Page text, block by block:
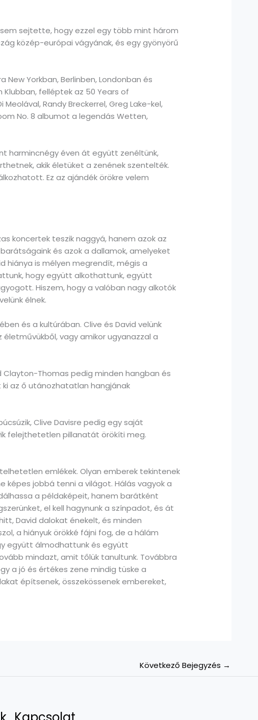
sejtette, hogy ezzel egy több mint három
közép-európai vágyának, és egy gyönyörű
Yorkban, Berlinben, Londonban és
felléptek az 50 Years of
Randy Breckerrel, Greg Lake-kel,
No. 8 albumot a legendás Wetten,
harmincnégy éven át együtt zenéltünk,
akik életüket a zenének szentelték.
Ez az ajándék örökre velem
koncertek teszik naggyá, hanem azok az
és azok a dallamok, amelyeket
hiánya is mélyen megrendít, mégis a
hogy együtt alkothattunk, együtt
Hiszem, hogy a valóban nagy alkotók
élnek.
és a kultúrában. Clive és David velünk
vagy amikor ugyanazzal a
Thomas pedig minden hangban és
az ő utánozhatatlan hangjának
Clive Davisre pedig egy saját
felejthetetlen pillanatát örökíti meg.
emlékek. Olyan emberek tekintenek
képes jobbá tenni a világot. Hálás vagyok a
a példaképeit, hanem barátként
el kell hagynunk a színpadot, és át
David dalokat énekelt, és minden
a hiányuk örökké fájni fog, de a hálám
együtt álmodhattunk és együtt
mindazt, amit tőlük tanultunk. Továbbra
a jó és értékes zene mindig tüske a
építsenek, összekössenek embereket,
Következő Bejegyzés →